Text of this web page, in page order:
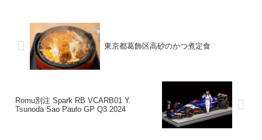
東京都葛飾区高砂のかつ煮定食
Romu別注 Spark RB VCARB01 Y.
Tsunoda Sao Paulo GP Q3 2024